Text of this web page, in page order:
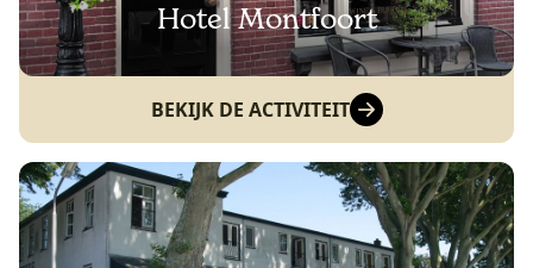
Hotel Montfoort
BEKIJK DE ACTIVITEIT